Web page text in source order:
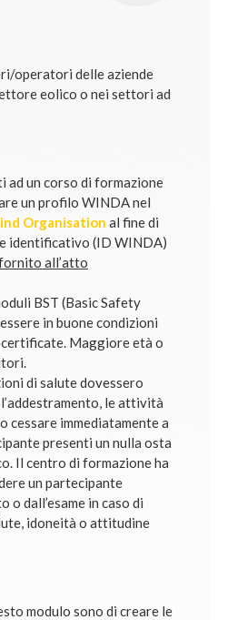
operatori delle aziende
eolico o nei settori ad
ad un corso di formazione
un profilo WINDA nel
Organisation al fine di
identificativo (ID WINDA)
all’atto
BST (Basic Safety
in buone condizioni
Maggiore età o
di salute dovessero
le attività
cessare immediatamente a
presenti un nulla osta
Il centro di formazione ha
un partecipante
o dall’esame in caso di
idoneità o attitudine
modulo sono di creare le